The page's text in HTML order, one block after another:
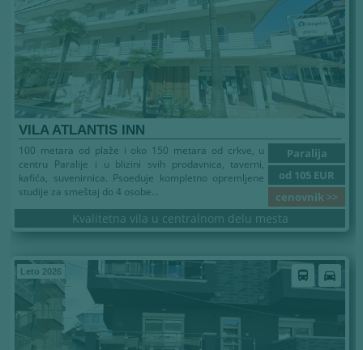
VILA ATLANTIS INN
Paralija
od 105 EUR
cenovnik >>
100 metara od plaže i oko 150 metara od crkve, u
centru Paralije i u blizini svih prodavnica, taverni,
kafića, suvenirnica. Psoeduje kompletno opremljene
studije za smeštaj do 4 osobe...
Kvalitetna vila u centralnom delu mesta
Leto 2026 directions_bus directions_car